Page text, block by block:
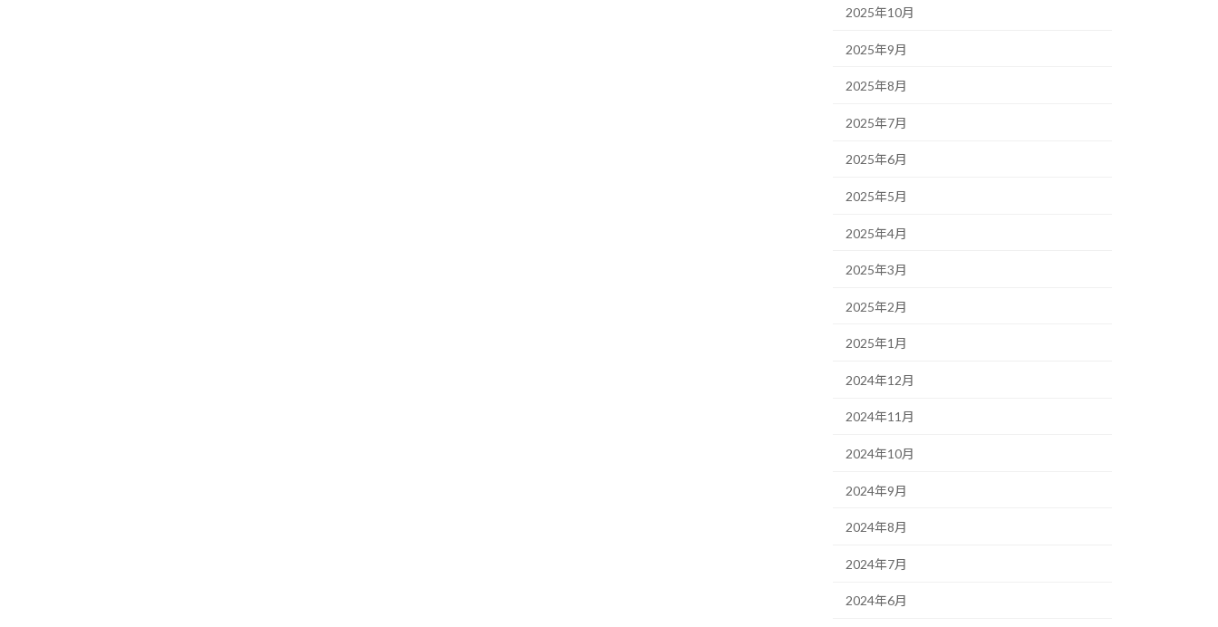
2025年10月
2025年9月
2025年8月
2025年7月
2025年6月
2025年5月
2025年4月
2025年3月
2025年2月
2025年1月
2024年12月
2024年11月
2024年10月
2024年9月
2024年8月
2024年7月
2024年6月